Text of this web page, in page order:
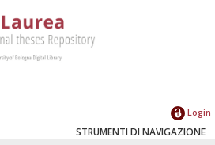
Login
STRUMENTI DI NAVIGAZIONE